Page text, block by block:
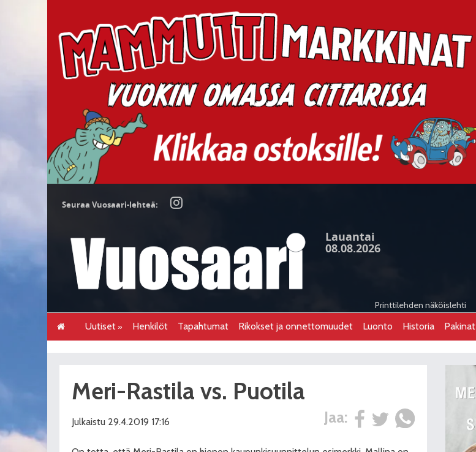
Seuraa Vuosaari-lehteä:
Lauantai
08.08.2026
Printtilehden näköislehti
Uutiset Henkilöt Tapahtumat Rikokset ja onnettomuudet Luonto Historia Pakinat
Meri-Rastila vs. Puotila
Jaa:
Julkaistu 29.4.2019 17:16